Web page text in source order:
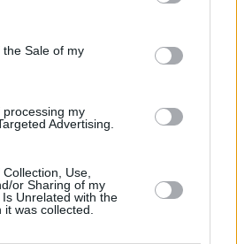
Google and its third-party tags to
purposes in below Google
Sale of my
my
Advertising.
Use,
or Sharing of my
Unrelated with the
was collected.
τη Sophia. Την πρώτη 24/7
στην καρδιά της Αθήνας
επιστρέφουμε με ασφάλεια